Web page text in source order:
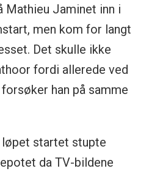
Jaminet inn i
men kom for langt
Det skulle ikke
fordi allerede ved
han på samme
løpet startet stupte
da TV-bildene